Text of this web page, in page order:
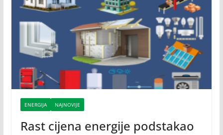
ENERGIJA NAJNOVIJE
Rast cijena energije podstakao